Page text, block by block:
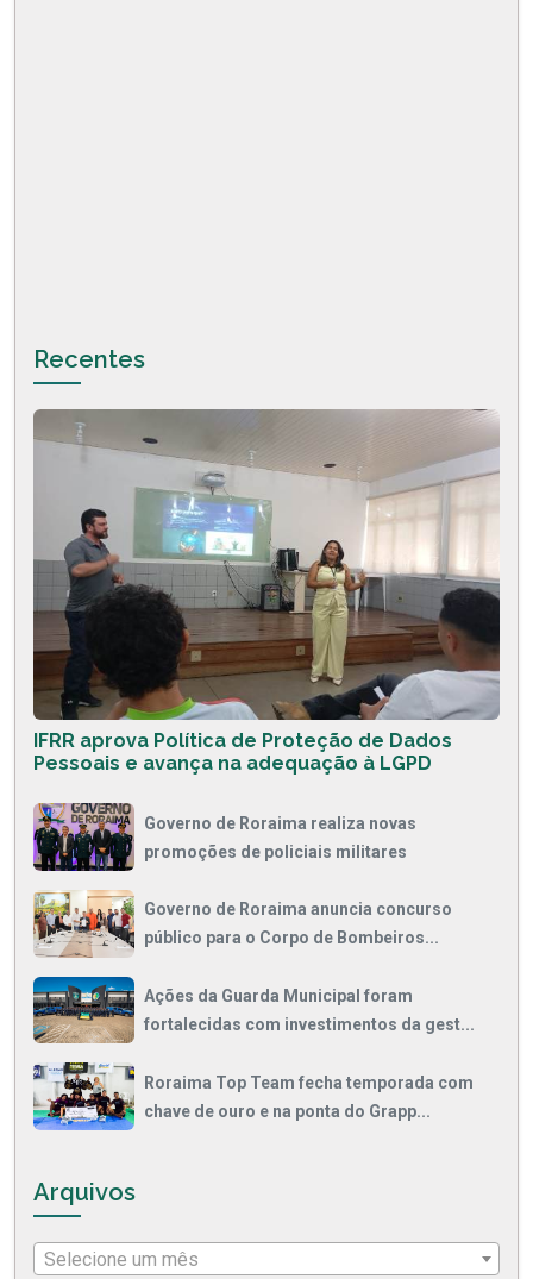
Recentes
IFRR aprova Política de Proteção de Dados
Pessoais e avança na adequação à LGPD
Governo de Roraima realiza novas
promoções de policiais militares
Governo de Roraima anuncia concurso
público para o Corpo de Bombeiros...
Ações da Guarda Municipal foram
fortalecidas com investimentos da gest...
Roraima Top Team fecha temporada com
chave de ouro e na ponta do Grapp...
Arquivos
Selecione um mês